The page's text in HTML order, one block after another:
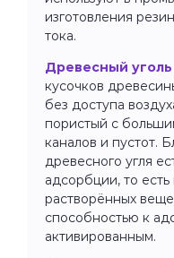
изготовления
тока.
Древесный уголь
кусочков
без доступа
пористый с
каналов и пустот.
древесного угля
адсорбции, то
растворённых
способностью к
активированным.